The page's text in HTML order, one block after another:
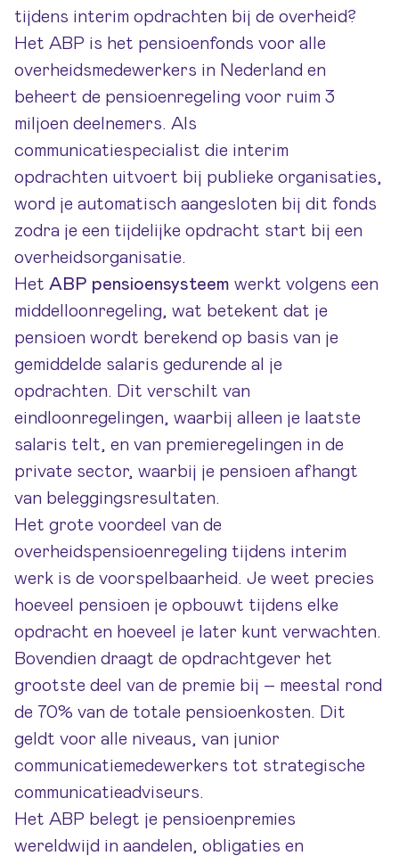
tijdens interim opdrachten bij de overheid?
Het ABP is het pensioenfonds voor alle
overheidsmedewerkers in Nederland en
beheert de pensioenregeling voor ruim 3
miljoen deelnemers. Als
communicatiespecialist die interim
opdrachten uitvoert bij publieke organisaties,
word je automatisch aangesloten bij dit fonds
zodra je een tijdelijke opdracht start bij een
overheidsorganisatie.
Het ABP pensioensysteem werkt volgens een
middelloonregeling, wat betekent dat je
pensioen wordt berekend op basis van je
gemiddelde salaris gedurende al je
opdrachten. Dit verschilt van
eindloonregelingen, waarbij alleen je laatste
salaris telt, en van premieregelingen in de
private sector, waarbij je pensioen afhangt
van beleggingsresultaten.
Het grote voordeel van de
overheidspensioenregeling tijdens interim
werk is de voorspelbaarheid. Je weet precies
hoeveel pensioen je opbouwt tijdens elke
opdracht en hoeveel je later kunt verwachten.
Bovendien draagt de opdrachtgever het
grootste deel van de premie bij – meestal rond
de 70% van de totale pensioenkosten. Dit
geldt voor alle niveaus, van junior
communicatiemedewerkers tot strategische
communicatieadviseurs.
Het ABP belegt je pensioenpremies
wereldwijd in aandelen, obligaties en